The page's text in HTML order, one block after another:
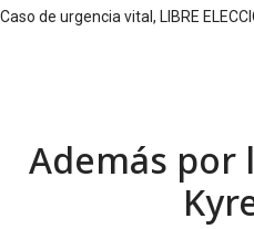
Caso de urgencia vital, LIBRE
Además por